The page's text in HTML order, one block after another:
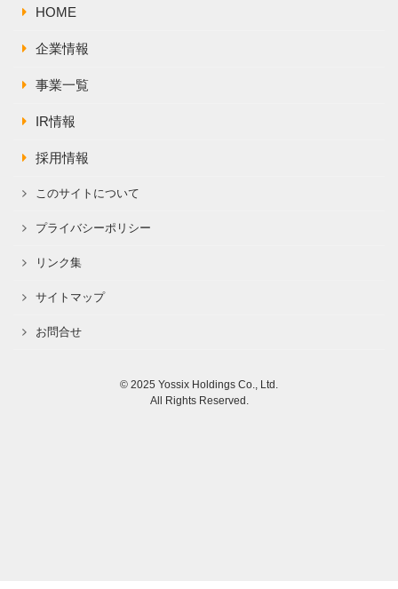
HOME
企業情報
事業一覧
IR情報
採用情報
このサイトについて
プライバシーポリシー
リンク集
サイトマップ
お問合せ
© 2025 Yossix Holdings Co., Ltd.
All Rights Reserved.